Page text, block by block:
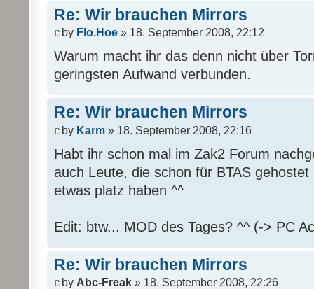
Re: Wir brauchen Mirrors
by Flo.Hoe » 18. September 2008, 22:12
Warum macht ihr das denn nicht über
geringsten Aufwand verbunden.
Re: Wir brauchen Mirrors
by Karm » 18. September 2008, 22:16
Habt ihr schon mal im Zak2 Forum
auch Leute, die schon für BTAS
etwas platz haben ^^
Edit: btw... MOD des Tages? ^^ (-> PC
Re: Wir brauchen Mirrors
by Abc-Freak » 18. September 2008, 22:26